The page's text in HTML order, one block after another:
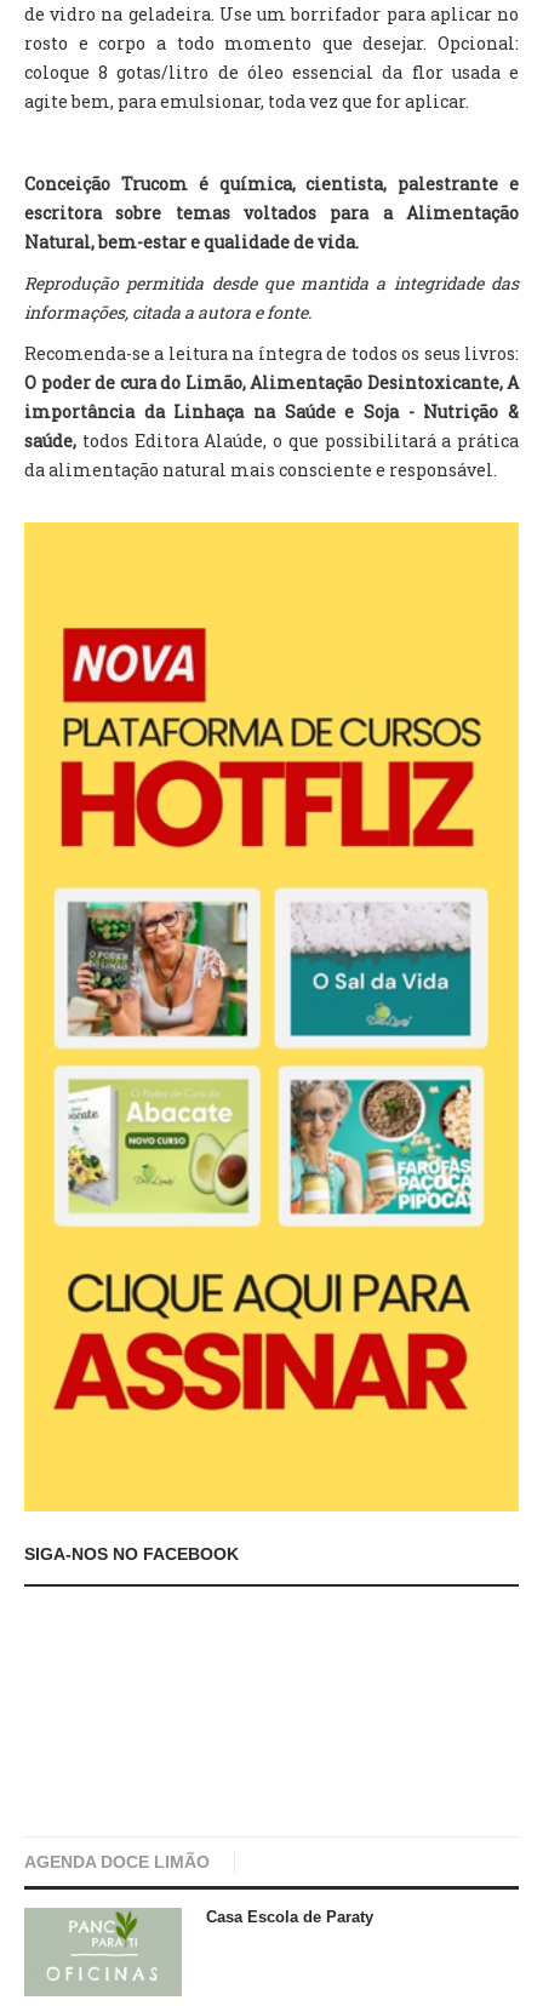
de vidro na geladeira. Use um borrifador para aplicar no
rosto e corpo a todo momento que desejar. Opcional:
coloque 8 gotas/litro de óleo essencial da flor usada e
agite bem, para emulsionar, toda vez que for aplicar.
Conceição Trucom é química, cientista, palestrante e
escritora sobre temas voltados para a Alimentação
Natural, bem-estar e qualidade de vida.
Reprodução permitida desde que mantida a integridade das
informações, citada a autora e fonte.
Recomenda-se a leitura na íntegra de todos os seus livros:
O poder de cura do Limão, Alimentação Desintoxicante, A
importância da Linhaça na Saúde e Soja - Nutrição &
saúde, todos Editora Alaúde, o que possibilitará a prática
da alimentação natural mais consciente e responsável.
SIGA-NOS NO FACEBOOK
AGENDA DOCE LIMÃO
Casa Escola de Paraty